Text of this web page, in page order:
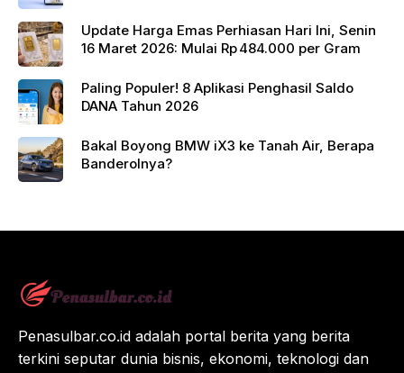
Update Harga Emas Perhiasan Hari Ini, Senin
16 Maret 2026: Mulai Rp 484.000 per Gram
Paling Populer! 8 Aplikasi Penghasil Saldo
DANA Tahun 2026
Bakal Boyong BMW iX3 ke Tanah Air, Berapa
Banderolnya?
Penasulbar.co.id adalah portal berita yang berita
terkini seputar dunia bisnis, ekonomi, teknologi dan